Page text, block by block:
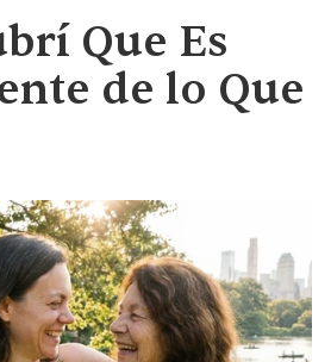
Que Es
de lo Que